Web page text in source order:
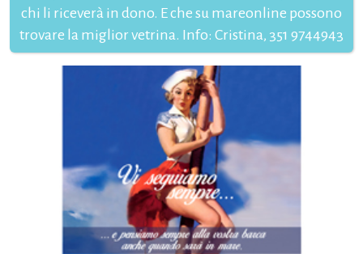
chi li riceverà in dono. E che su mareonline possono
trovare la miglior vetrina. Info: Cristina, 351 9744943